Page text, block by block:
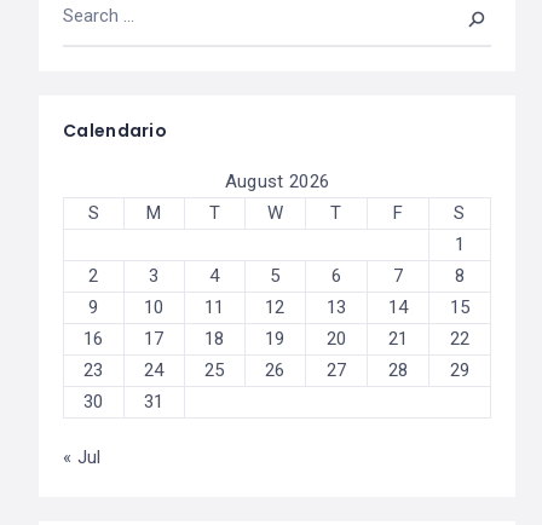
Calendario
August 2026
S
M T W T F
S
1
2
3 4 5 6 7
8
9
10 11 12 13 14
15
16
17 18 19 20 21
22
23
24 25 26 27 28
29
30
31
« Jul